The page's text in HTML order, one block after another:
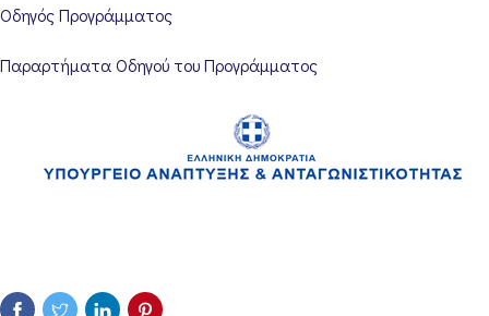
Οδηγός Προγράμματος
Παραρτήματα Οδηγού του Προγράμματος